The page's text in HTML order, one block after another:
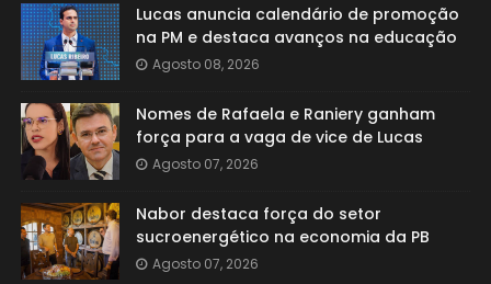
Lucas anuncia calendário de promoção
na PM e destaca avanços na educação
Agosto 08, 2026
Nomes de Rafaela e Raniery ganham
força para a vaga de vice de Lucas
Agosto 07, 2026
Nabor destaca força do setor
sucroenergético na economia da PB
Agosto 07, 2026